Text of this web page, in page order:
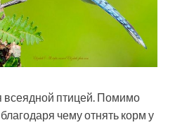
всеядной птицей. Помимо
чему отнять корм у